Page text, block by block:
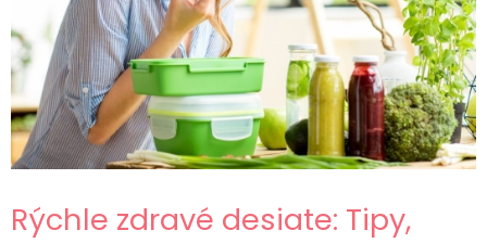
Rýchle zdravé desiate: Tipy,